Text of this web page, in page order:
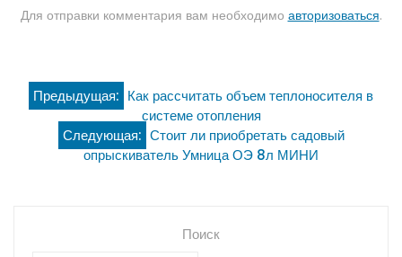
Для отправки комментария вам необходимо авторизоваться.
Навигация
записям
Предыдущая: Как рассчитать объем теплоносителя в
системе отопления
Следующая: Стоит ли приобретать садовый
опрыскиватель Умница ОЭ 8л МИНИ
Поиск